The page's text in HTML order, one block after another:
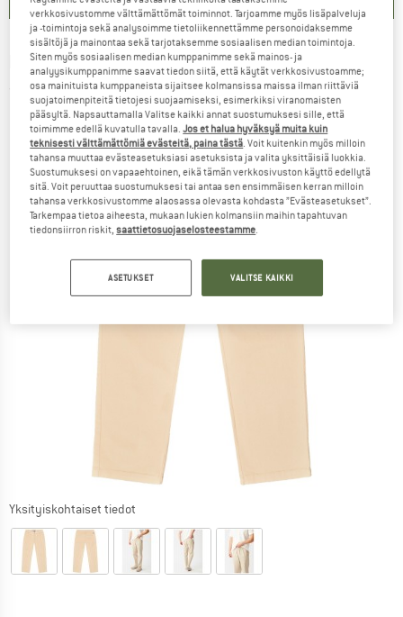
PICTURE - Dalaro Pants - Vapaa-ajan housut
(0)
Yksityiskohtaiset tiedot
verkkosivustomme välttämättömät toiminnot. Tarjoamme myös lisäpalveluja
ja -toimintoja sekä analysoimme tietoliikennettämme personoidaksemme
sisältöjä ja mainontaa sekä tarjotaksemme sosiaalisen median toimintoja.
Siten myös sosiaalisen median kumppanimme sekä mainos- ja
analyysikumppanimme saavat tiedon siitä, että käytät verkkosivustoamme;
osa mainituista kumppaneista sijaitsee kolmansissa maissa ilman riittäviä
suojatoimenpiteitä tietojesi suojaamiseksi, esimerkiksi viranomaisten
pääsyltä. Napsauttamalla Valitse kaikki annat suostumuksesi sille, että
toimimme edellä kuvatulla tavalla.Jos et halua hyväksyä muita kuin
teknisesti välttämättömiä evästeitä, paina tästä . Voit kuitenkin myös milloin
tahansa muuttaa evästeasetuksiasi asetuksista ja valita yksittäisiä luokkia.
Suostumuksesi on vapaaehtoinen, eikä tämän verkkosivuston käyttö edellytä
sitä. Voit peruuttaa suostumuksesi tai antaa sen ensimmäisen kerran milloin
tahansa verkkosivustomme alaosassa olevasta kohdasta ”Evästeasetukset”.
Tarkempaa tietoa aiheesta, mukaan lukien kolmansiin maihin tapahtuvan
tiedonsiirron riskit,saattietosuojaselosteestamme
ASETUKSET VALITSE KAIKKI